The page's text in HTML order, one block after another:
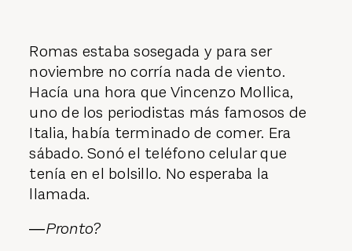
Romas estaba sosegada y para ser
noviembre no corría nada de viento.
Hacía una hora que Vincenzo Mollica,
uno de los periodistas más famosos de
Italia, había terminado de comer. Era
sábado. Sonó el teléfono celular que
tenía en el bolsillo. No esperaba la
llamada.
―Pronto?